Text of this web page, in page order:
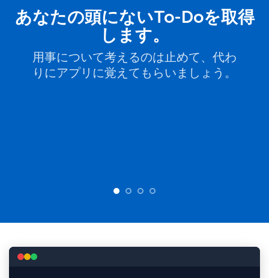
あなたの頭にないTo-Doを取得
します。
用事について考えるのは止めて、代わ
りにアプリに覚えてもらいましょう。